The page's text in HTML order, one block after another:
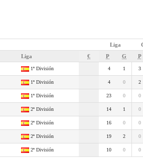
Liga
Liga € P G P
1ª División 4 1 3
1ª División 4 0 2
1ª División 23 0 0
2ª División 14 1 0
2ª División 16 0 0
2ª División 19 2 0
2ª División 10 0 0